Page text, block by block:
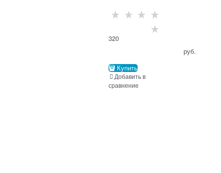
320
                                      руб.
Купить
Добавить в
сравнение